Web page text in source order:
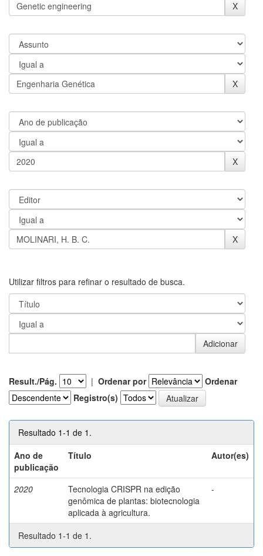
Utilizar filtros para refinar o resultado de busca.
Result./Pág. | Ordenar por
Ordenar
Registro(s)
Resultado 1-1 de 1.
Ano de
publicação
Título Autor(es)
2020
Tecnologia CRISPR na edição
genômica de plantas: biotecnologia
aplicada à agricultura.
-
Resultado 1-1 de 1.